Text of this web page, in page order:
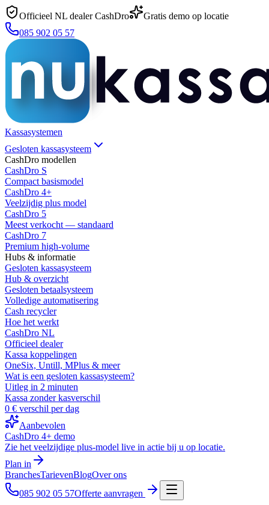
Officieel NL dealer CashDro
Gratis demo op locatie
085 902 05 57
Kassasystemen
Gesloten kassasysteem
CashDro modellen
CashDro S
Compact basismodel
CashDro 4+
Veelzijdig plus model
CashDro 5
Meest verkocht — standaard
CashDro 7
Premium high-volume
Hubs & informatie
Gesloten kassasysteem
Hub & overzicht
Gesloten betaalsysteem
Volledige automatisering
Cash recycler
Hoe het werkt
CashDro NL
Officieel dealer
Kassa koppelingen
OneSix, Untill, MPlus & meer
Wat is een gesloten kassasysteem?
Uitleg in 2 minuten
Kassa zonder kasverschil
0 € verschil per dag
Aanbevolen
CashDro 4+ demo
Zie het veelzijdige plus-model live in actie bij u op locatie.
Plan in
BranchesTarievenBlogOver ons
085 902 05 57Offerte aanvragen